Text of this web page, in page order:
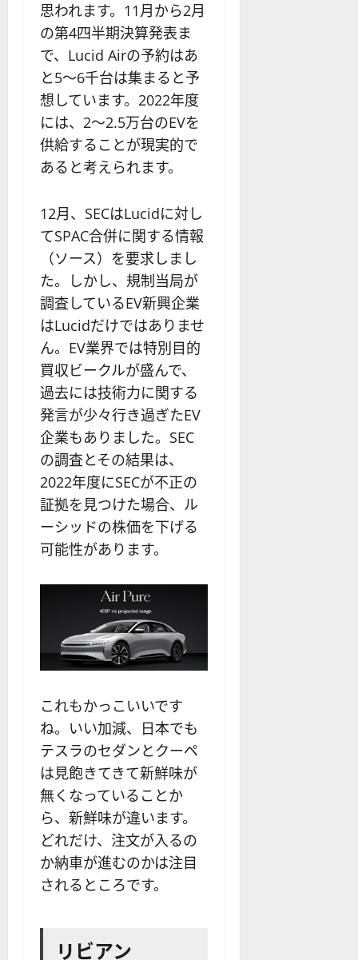
思われます。11月から2月
の第4四半期決算発表ま
で、Lucid Airの予約はあ
と5〜6千台は集まると予
想しています。2022年度
には、2～2.5万台のEVを
供給することが現実的で
あると考えられます。
12月、SECはLucidに対し
てSPAC合併に関する情報
（ソース）を要求しまし
た。しかし、規制当局が
調査しているEV新興企業
はLucidだけではありませ
ん。EV業界では特別目的
買収ビークルが盛んで、
過去には技術力に関する
発言が少々行き過ぎたEV
企業もありました。SEC
の調査とその結果は、
2022年度にSECが不正の
証拠を見つけた場合、ル
ーシッドの株価を下げる
可能性があります。
これもかっこいいです
ね。いい加減、日本でも
テスラのセダンとクーペ
は見飽きてきて新鮮味が
無くなっていることか
ら、新鮮味が違います。
どれだけ、注文が入るの
か納車が進むのかは注目
されるところです。
リビアン